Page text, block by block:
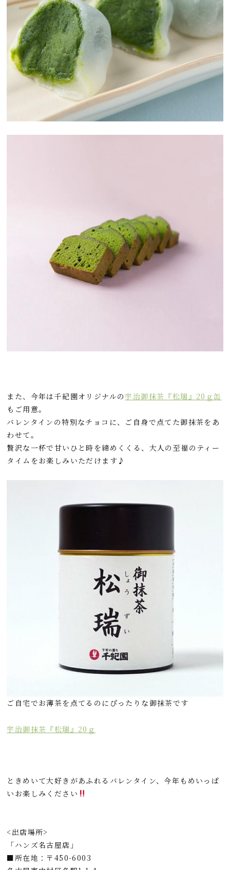
また、今年は千紀園オリジナルの宇治御抹茶『松瑞』20ｇ缶
もご用意。
バレンタインの特別なチョコに、ご自身で点てた御抹茶をあ
わせて。
贅沢な一杯で甘いひと時を締めくくる、大人の至福のティー
タイムをお楽しみいただけます♪
ご自宅でお薄茶を点てるのにぴったりな御抹茶です
宇治御抹茶『松瑞』20ｇ
ときめいて大好きがあふれるバレンタイン、今年もめいっぱ
いお楽しみください
<出店場所>
「ハンズ名古屋店」
■所在地：〒450-6003